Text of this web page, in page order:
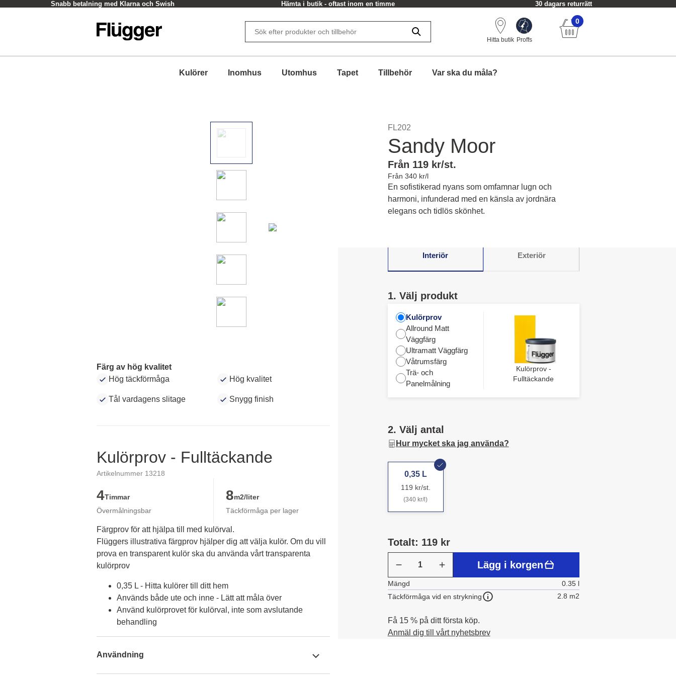
Snabb betalning med Klarna och Swish Hämta i butik - oftast inom en timme 30 dagars returrätt
Hitta butik Proffs
0
Kulörer Inomhus Utomhus Tapet Tillbehör Var ska du måla?
Färg av hög kvalitet
Hög täckförmåga
Hög kvalitet
Tål vardagens slitage Snygg finish
Kulörprov - Fulltäckande
Artikelnummer 13218
4Timmar
Övermålningsbar
8m2/liter
Täckförmåga per lager
Färgprov för att hjälpa till med kulörval.
Flüggers illustrativa färgprov hjälper dig att välja kulör. Om du vill
prova en transparent kulör ska du använda vårt transparenta
kulörprov
0,35 L - Hitta kulörer till ditt hem
Används både ute och inne - Lätt att måla över
Använd kulörprovet för kulörval, inte som avslutande
behandling
Användning
FL202
Sandy Moor
Från 119 kr/st.
Från 340 kr/l
En sofistikerad nyans som omfamnar lugn och
harmoni, infunderad med en känsla av jordnära
elegans och tidlös skönhet.
Interiör Exteriör
1. Välj produkt
Kulörprov
Allround Matt
Väggfärg
Ultramatt Väggfärg
Våtrumsfärg
Trä- och
Panelmålning
Kulörprov -
Fulltäckande
2. Välj antal
Hur mycket ska jag använda?
0,35 L
119 kr/st.
(340 kr/l)
Totalt: 119 kr
Lägg i korgen
Mängd
0.35 l
Täckförmåga vid en strykning
2.8 m2
Få 15 % på ditt första köp.
Anmäl dig till vårt nyhetsbrev